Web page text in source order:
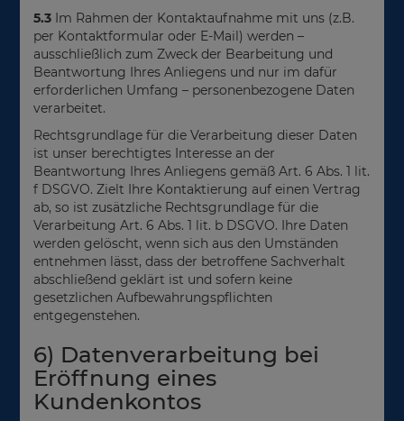
5.3 Im Rahmen der Kontaktaufnahme mit uns (z.B.
per Kontaktformular oder E-Mail) werden –
ausschließlich zum Zweck der Bearbeitung und
Beantwortung Ihres Anliegens und nur im dafür
erforderlichen Umfang – personenbezogene Daten
verarbeitet.
Rechtsgrundlage für die Verarbeitung dieser Daten
ist unser berechtigtes Interesse an der
Beantwortung Ihres Anliegens gemäß Art. 6 Abs. 1 lit.
f DSGVO. Zielt Ihre Kontaktierung auf einen Vertrag
ab, so ist zusätzliche Rechtsgrundlage für die
Verarbeitung Art. 6 Abs. 1 lit. b DSGVO. Ihre Daten
werden gelöscht, wenn sich aus den Umständen
entnehmen lässt, dass der betroffene Sachverhalt
abschließend geklärt ist und sofern keine
gesetzlichen Aufbewahrungspflichten
entgegenstehen.
6) Datenverarbeitung bei
Eröffnung eines
Kundenkontos